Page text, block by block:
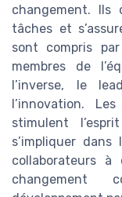
changement. Ils
tâches et
sont compris
membres de
l’inverse, le
l’innovation.
stimulent
s’impliquer
collaborateurs
changement